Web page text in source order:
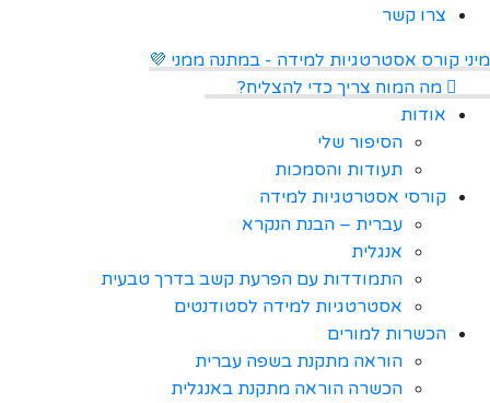
צרו קשר
מיני קורס אסטרטגיות למידה - במתנה ממני 💜
מה המוח צריך כדי להצליח?
אודות
הסיפור שלי
תעודות והסמכות
קורסי אסטרטגיות למידה
עברית – הבנת הנקרא
אנגלית
התמודדות עם הפרעת קשב בדרך טבעית
אסטרטגיות למידה לסטודנטים
הכשרות למורים
הוראה מתקנת בשפה עברית
הכשרה הוראה מתקנת באנגלית